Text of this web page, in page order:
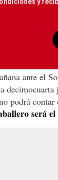
ante el
decimocuarta
podrá
será